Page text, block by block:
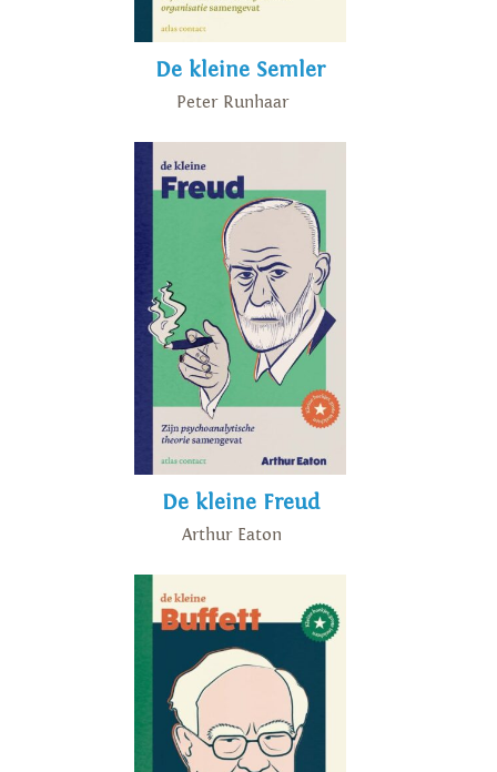
De kleine Semler
Peter Runhaar
De kleine Freud
Arthur Eaton